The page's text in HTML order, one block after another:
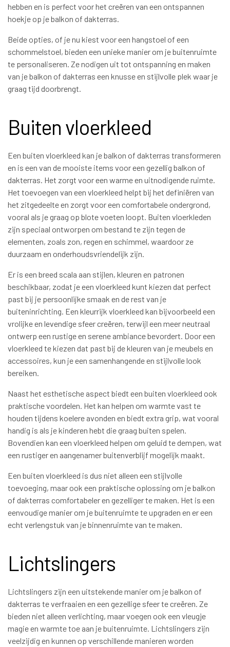
hebben en is perfect voor het creëren van een ontspannen
hoekje op je balkon of dakterras.
Beide opties, of je nu kiest voor een hangstoel of een
schommelstoel, bieden een unieke manier om je buitenruimte
te personaliseren. Ze nodigen uit tot ontspanning en maken
van je balkon of dakterras een knusse en stijlvolle plek waar je
graag tijd doorbrengt.
Buiten vloerkleed
Een buiten vloerkleed kan je balkon of dakterras transformeren
en is een van de mooiste items voor een gezellig balkon of
dakterras. Het zorgt voor een warme en uitnodigende ruimte.
Het toevoegen van een vloerkleed helpt bij het definiëren van
het zitgedeelte en zorgt voor een comfortabele ondergrond,
vooral als je graag op blote voeten loopt. Buiten vloerkleden
zijn speciaal ontworpen om bestand te zijn tegen de
elementen, zoals zon, regen en schimmel, waardoor ze
duurzaam en onderhoudsvriendelijk zijn.
Er is een breed scala aan stijlen, kleuren en patronen
beschikbaar, zodat je een vloerkleed kunt kiezen dat perfect
past bij je persoonlijke smaak en de rest van je
buiteninrichting. Een kleurrijk vloerkleed kan bijvoorbeeld een
vrolijke en levendige sfeer creëren, terwijl een meer neutraal
ontwerp een rustige en serene ambiance bevordert. Door een
vloerkleed te kiezen dat past bij de kleuren van je meubels en
accessoires, kun je een samenhangende en stijlvolle look
bereiken.
Naast het esthetische aspect biedt een buiten vloerkleed ook
praktische voordelen. Het kan helpen om warmte vast te
houden tijdens koelere avonden en biedt extra grip, wat vooral
handig is als je kinderen hebt die graag buiten spelen.
Bovendien kan een vloerkleed helpen om geluid te dempen, wat
een rustiger en aangenamer buitenverblijf mogelijk maakt.
Een buiten vloerkleed is dus niet alleen een stijlvolle
toevoeging, maar ook een praktische oplossing om je balkon
of dakterras comfortabeler en gezelliger te maken. Het is een
eenvoudige manier om je buitenruimte te upgraden en er een
echt verlengstuk van je binnenruimte van te maken.
Lichtslingers
Lichtslingers zijn een uitstekende manier om je balkon of
dakterras te verfraaien en een gezellige sfeer te creëren. Ze
bieden niet alleen verlichting, maar voegen ook een vleugje
magie en warmte toe aan je buitenruimte. Lichtslingers zijn
veelzijdig en kunnen op verschillende manieren worden